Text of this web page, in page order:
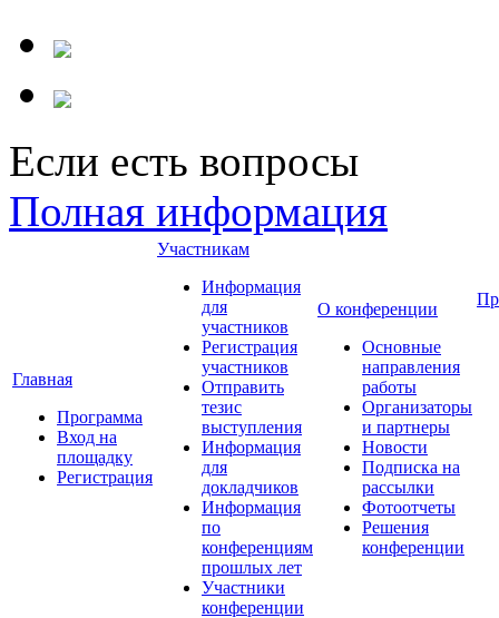
Если есть вопросы
Полная информация
Главная
Программа
Вход на
площадку
Регистрация
Участникам
Информация
для
участников
Регистрация
участников
Отправить
тезис
выступления
Информация
для
докладчиков
Информация
по
конференциям
прошлых лет
Участники
конференции
О конференции
Основные
направления
работы
Организаторы
и партнеры
Новости
Подписка на
рассылки
Фотоотчеты
Решения
конференции